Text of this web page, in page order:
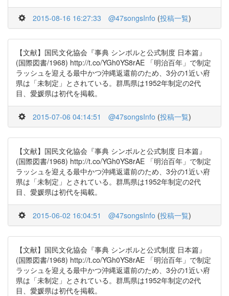
2015-08-16 16:27:33 @47songsInfo (投稿一覧)
【文献】国民文化協会『事典 シンボルと公式制度 日本篇』
(国際図書/1968) http://t.co/YGh0YS8rAE 「明治百年」で制定
ラッシュを迎える最中かつ沖縄返還前のため、3分の1近い府
県は「未制定」とされている。群馬県は1952年制定の2代
目、愛媛県は初代を掲載。
2015-07-06 04:14:51 @47songsInfo (投稿一覧)
【文献】国民文化協会『事典 シンボルと公式制度 日本篇』
(国際図書/1968) http://t.co/YGh0YS8rAE 「明治百年」で制定
ラッシュを迎える最中かつ沖縄返還前のため、3分の1近い府
県は「未制定」とされている。群馬県は1952年制定の2代
目、愛媛県は初代を掲載。
2015-06-02 16:04:51 @47songsInfo (投稿一覧)
【文献】国民文化協会『事典 シンボルと公式制度 日本篇』
(国際図書/1968) http://t.co/YGh0YS8rAE 「明治百年」で制定
ラッシュを迎える最中かつ沖縄返還前のため、3分の1近い府
県は「未制定」とされている。群馬県は1952年制定の2代
目、愛媛県は初代を掲載。